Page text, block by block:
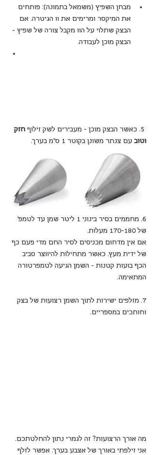
מבחן השפיץ (משמאל בתמונה): פותחים
את המיקסר ומרימים את וו הגיטרה. אם
הבצק שתלוי על הוו מקבל צורה של שפיץ -
הבצק מוכן לעבודה.
חזק
וטוב עם צנתר משונן בקוטר 1 ס"מ בערך.
6. מחממים בסיר בינוני 1 ליטר שמן עד לטמפ'
של 170-180 מעלות.
אם אין מדחום מכניסים לסיר החם מדי פעם כף
של ידית מעץ. כאשר מתחילות להיווצר סביב
הכף בועות קטנות - השמן הגיעה לטמפרטורה
המתאימה.
7. מזלפים ישירות לתוך השמן רצועות של בצק
וחותכים במספריים.
מה אורך הרצועות? זה לגמרי נתון להחלטתכם.
אני זילפתי באורך של אצבע בערך. אפשר לזלף